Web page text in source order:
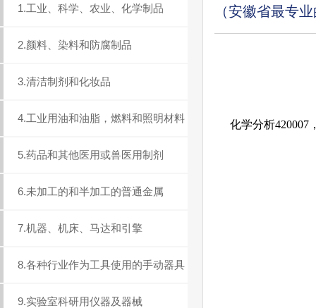
1.工业、科学、农业、化学制品
2.颜料、染料和防腐制品
3.清洁制剂和化妆品
4.工业用油和油脂，燃料和照明材料
5.药品和其他医用或兽医用制剂
6.未加工的和半加工的普通金属
7.机器、机床、马达和引擎
8.各种行业作为工具使用的手动器具
9.实验室科研用仪器及器械
（安徽省最专
化学分析420007